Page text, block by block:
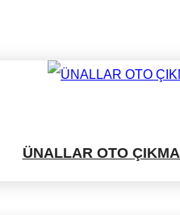
ÜNALLAR OTO